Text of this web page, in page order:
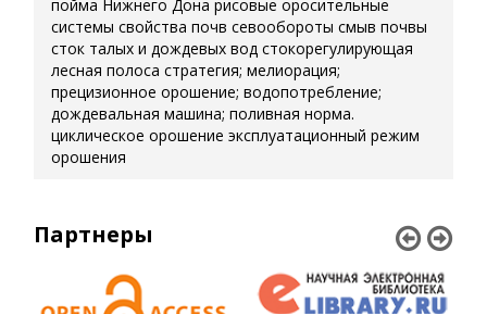
пойма Нижнего Дона рисовые оросительные
системы свойства почв севообороты смыв почвы
сток талых и дождевых вод стокорегулирующая
лесная полоса стратегия; мелиорация;
прецизионное орошение; водопотребление;
дождевальная машина; поливная норма.
циклическое орошение эксплуатационный режим
орошения
Партнеры